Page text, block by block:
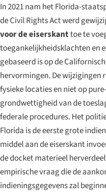
In 2021 nam het Florida-
de Civil Rights Act werd
voor de eiserskanttoe te
toegankelijkheidsklachten en
gebaseerd is op de
hervormingen. De wijzigingen
fysieke locaties en niet op
grondwettigheid van de
federale procedures. Het
Florida is de eerste grote
middel aan de eiserskant
de docket materieel
empirische vraag die de
indieningsgegevens zal